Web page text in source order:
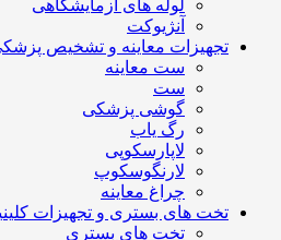
لوله های آزمایشگاهی
آنژیوکت
تجهیزات معاینه و تشخیص
ست معاینه
ست
گوشی پزشکی
رگ یاب
لاپارسکوپی
لارنگوسکوپ
چراغ معاینه
تخت های بستری و تجهیزات
تخت های بستری